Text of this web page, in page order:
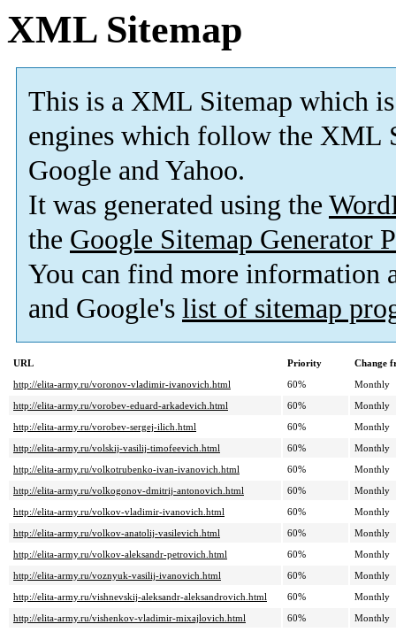
XML Sitemap
This is a XML Sitemap which is
engines which follow the XML
Google and Yahoo.
It was generated using the
the Google Sitemap Generator
You can find more information
and Google's list of sitemap
URL Priority
Change
http://elita-army.ru/voronov-vladimir-ivanovich.html
60%
Monthly
http://elita-army.ru/vorobev-eduard-arkadevich.html
60%
Monthly
http://elita-army.ru/vorobev-sergej-ilich.html
60%
Monthly
http://elita-army.ru/volskij-vasilij-timofeevich.html
60%
Monthly
http://elita-army.ru/volkotrubenko-ivan-ivanovich.html
60%
Monthly
http://elita-army.ru/volkogonov-dmitrij-antonovich.html
60%
Monthly
http://elita-army.ru/volkov-vladimir-ivanovich.html
60%
Monthly
http://elita-army.ru/volkov-anatolij-vasilevich.html
60%
Monthly
http://elita-army.ru/volkov-aleksandr-petrovich.html
60%
Monthly
http://elita-army.ru/voznyuk-vasilij-ivanovich.html
60%
Monthly
http://elita-army.ru/vishnevskij-aleksandr-aleksandrovich.html
60%
Monthly
http://elita-army.ru/vishenkov-vladimir-mixajlovich.html
60%
Monthly